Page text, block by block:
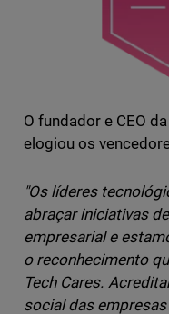
O fundador e CEO
elogiou os
"Os líderes
abraçar iniciativas
empresarial e
o reconhecimento
Tech Cares.
social das